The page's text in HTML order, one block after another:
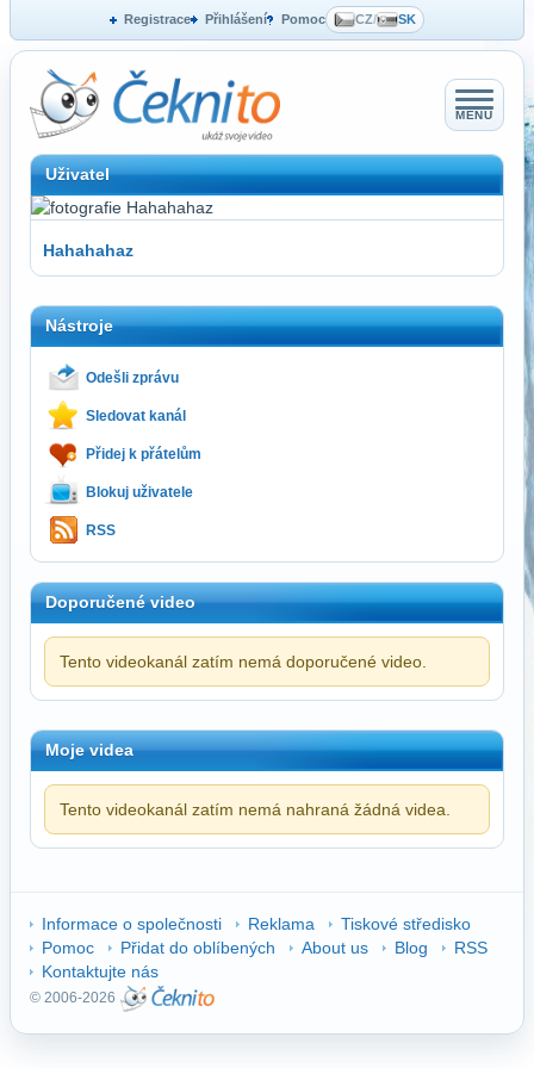
Registrace Přihlášení Pomoc CZ/ SK
MENU
Uživatel
Hahahahaz
Nástroje
Odešli zprávu
Sledovat kanál
Přidej k přátelům
Blokuj uživatele
RSS
Doporučené video
Tento videokanál zatím nemá doporučené video.
Moje videa
Tento videokanál zatím nemá nahraná žádná videa.
Informace o společnosti Reklama
Tiskové středisko
Pomoc
Přidat do oblíbených About us Blog
RSS
Kontaktujte nás
© 2006-2026